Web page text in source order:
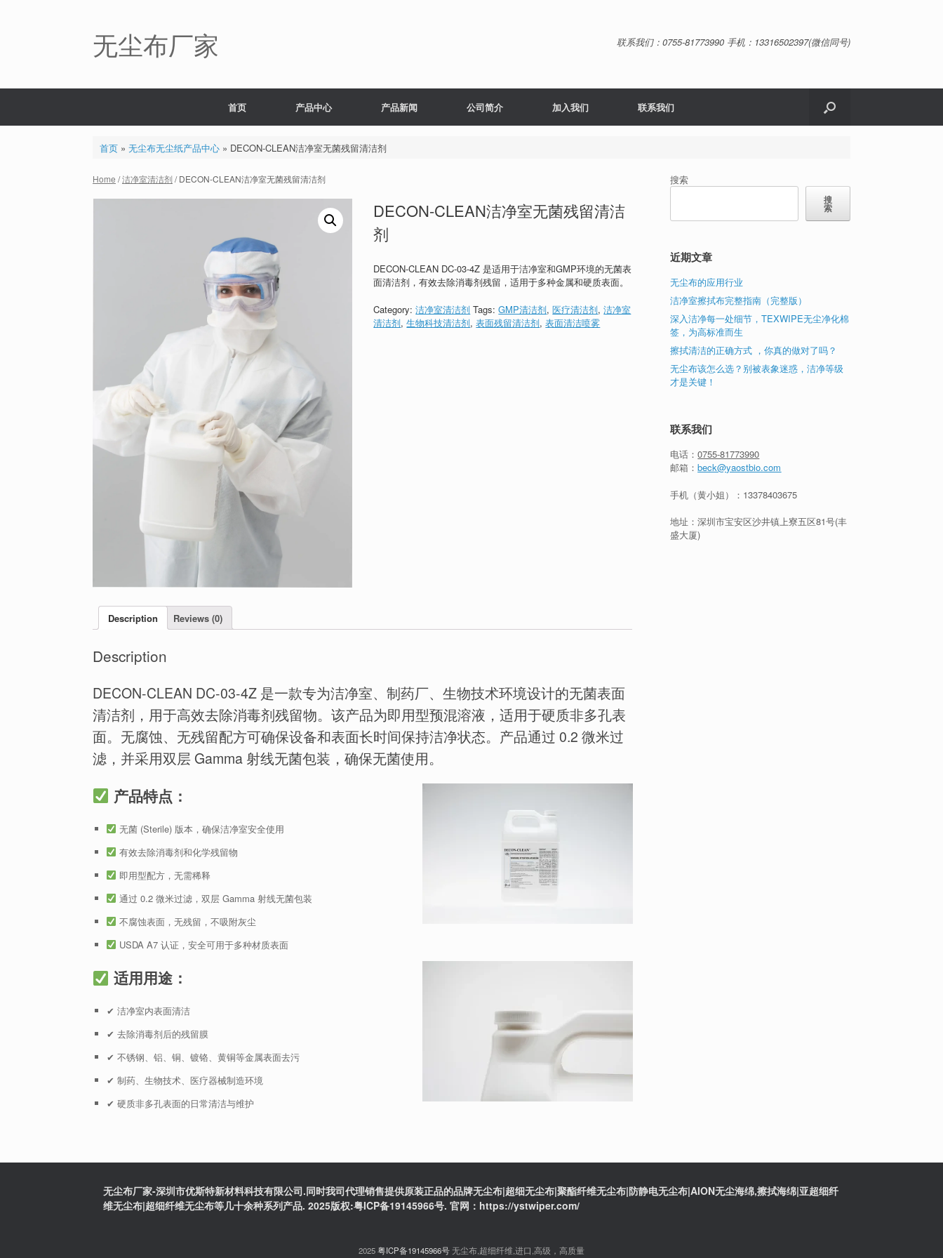
无尘布厂家 联系我们：0755-81773990 手机：13316502397(微信同号)
首页 产品中心 产品新闻 公司简介 加入我们 联系我们
首页» 无尘布无尘纸产品中心» DECON-CLEAN洁净室无菌残留清洁剂
Home /洁净室清洁剂/ DECON-CLEAN洁净室无菌残留清洁剂
DECON-CLEAN洁净室无菌残留清洁
剂
DECON-CLEAN DC-03-4Z 是适用于洁净室和GMP环境的无菌表
面清洁剂，有效去除消毒剂残留，适用于多种金属和硬质表面。
Category:洁净室清洁剂 Tags:GMP清洁剂,医疗清洁剂,洁净室
清洁剂,生物科技清洁剂,表面残留清洁剂,表面清洁喷雾
Description Reviews (0)
Description
DECON-CLEAN DC-03-4Z 是一款专为洁净室、制药厂、生物技术环境设计的无菌表面
清洁剂，用于高效去除消毒剂残留物。该产品为即用型预混溶液，适用于硬质非多孔表
面。无腐蚀、无残留配方可确保设备和表面长时间保持洁净状态。产品通过 0.2 微米过
滤，并采用双层 Gamma 射线无菌包装，确保无菌使用。
产品特点：
无菌 (Sterile) 版本，确保洁净室安全使用
有效去除消毒剂和化学残留物
即用型配方，无需稀释
通过 0.2 微米过滤，双层 Gamma 射线无菌包装
不腐蚀表面，无残留，不吸附灰尘
USDA A7 认证，安全可用于多种材质表面
适用用途：
✔ 洁净室内表面清洁
✔ 去除消毒剂后的残留膜
✔ 不锈钢、铝、铜、镀铬、黄铜等金属表面去污
✔ 制药、生物技术、医疗器械制造环境
✔ 硬质非多孔表面的日常清洁与维护
搜索
搜
索
近期文章
无尘布的应用行业
洁净室擦拭布完整指南（完整版）
深入洁净每一处细节，TEXWIPE无尘净化棉
签，为高标准而生
擦拭清洁的正确方式 ，你真的做对了吗？
无尘布该怎么选？别被表象迷惑，洁净等级
才是关键！
联系我们
电话：0755-81773990
邮箱：beck@yaostbio.com
手机（黄小姐）： 13378403675
地址：深圳市宝安区沙井镇上寮五区81号(丰
盛大厦)
无尘布厂家-深圳市优斯特新材料科技有限公司.同时我司代理销售提供原装正品的品牌无尘布|超细无尘布|聚酯纤维无尘布|防静电无尘布|AION无尘海绵,擦拭海绵|亚超细纤
维无尘布|超细纤维无尘布等几十余种系列产品. 2025版权:粤ICP备19145966号. 官网：https://ystwiper.com/
2025粤ICP备19145966号无尘布,超细纤维,进口,高级，高质量